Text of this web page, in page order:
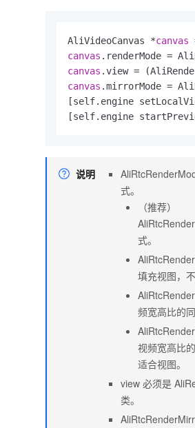
AliVideoCanvas *canvas
canvas
canvas .view =
canvas .mirrorMode =
[self.engine
[self.engine
说明
式。
（推荐）
式。
填充视图，
频宽高比的
视频宽高比
适合视图。
view 必须是
类。